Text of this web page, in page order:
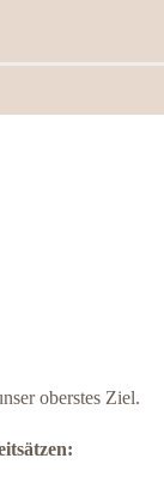
oberstes Ziel.